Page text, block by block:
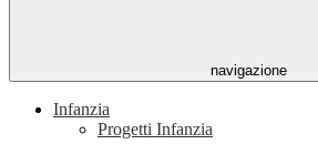
navigazione
Infanzia
Progetti Infanzia